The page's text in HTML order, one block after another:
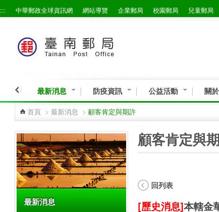
跳到主要內容區塊
::: 中華郵政全球資訊網 網站導覽 企業郵局 校園郵局 兒童郵局
最新消息 防疫資訊 公益活動 關
首頁 > 最新消息 > 顧客肯定與期許
最新消息
顧客肯定與
回列表
[歷史消息]本轄金